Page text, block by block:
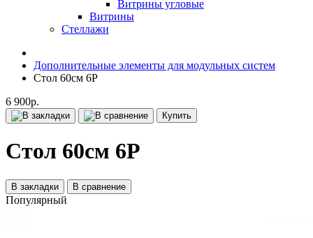
Витрины угловые
Витрины
Стеллажи
Дополнительные элементы для модульных систем
Стол 60см 6Р
6 900р.
Купить
Стол 60см 6Р
В закладки В сравнение
Популярный